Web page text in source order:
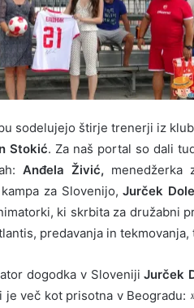
sodelujejo štirje trenerji iz
Stokić. Za naš portal so dali
Anđela Živić, menedžerka
kampa za Slovenijo,Jurček
ki skrbita za družabni
predavanja in
dogodka v SlovenijiJurček
je več kot prisotna v Beogradu: